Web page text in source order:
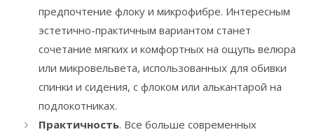
предпочтение флоку и микрофибре. Интересным
эстетично-практичным вариантом станет
сочетание мягких и комфортных на ощупь велюра
или микровельвета, использованных для обивки
спинки и сидения, с флоком или алькантарой на
подлокотниках.
Практичность. Все больше современных